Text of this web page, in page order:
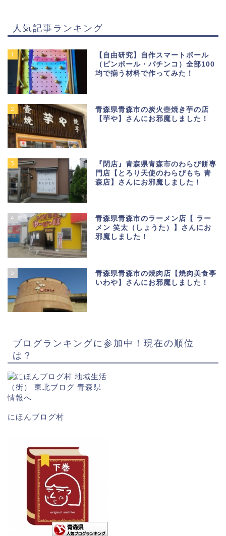
人気記事ランキング
1
【自由研究】自作スマートボール
（ピンボール・パチンコ）全部100
均で揃う材料で作ってみた！
2
青森県青森市の炭火壺焼き芋の店
【芋や】さんにお邪魔しました！
3
『閉店』青森県青森市のわらび餅専
門店【とろり天使のわらびもち 青
森店】さんにお邪魔しました！
4
青森県青森市のラーメン店【 ラー
メン 笑太（しょうた）】さんにお
邪魔しました！
5
青森県青森市の焼肉店【焼肉美食亭
いわや】さんにお邪魔しました！
ブログランキングに参加中！現在の順位
は？
にほんブログ村